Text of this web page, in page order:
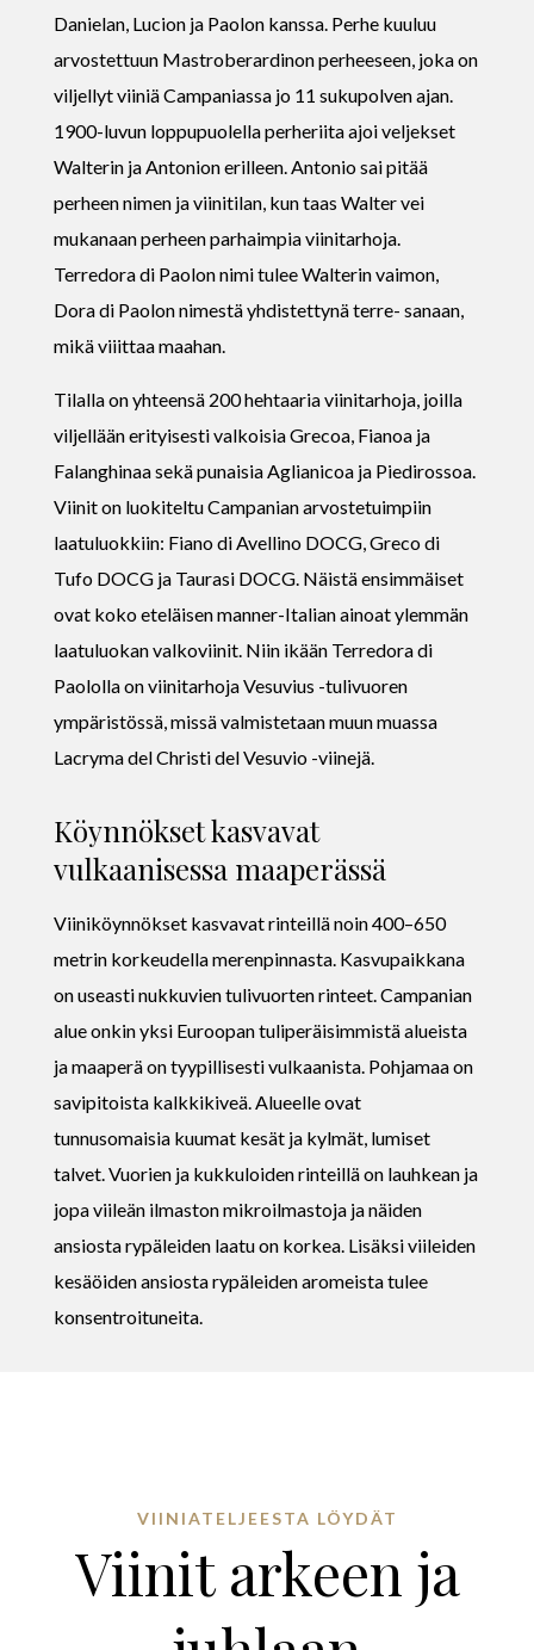
Danielan, Lucion ja Paolon kanssa. Perhe kuuluu
arvostettuun Mastroberardinon perheeseen, joka on
viljellyt viiniä Campaniassa jo 11 sukupolven ajan.
1900-luvun loppupuolella perheriita ajoi veljekset
Walterin ja Antonion erilleen. Antonio sai pitää
perheen nimen ja viinitilan, kun taas Walter vei
mukanaan perheen parhaimpia viinitarhoja.
Terredora di Paolon nimi tulee Walterin vaimon,
Dora di Paolon nimestä yhdistettynä terre- sanaan,
mikä viiittaa maahan.
Tilalla on yhteensä 200 hehtaaria viinitarhoja, joilla
viljellään erityisesti valkoisia Grecoa, Fianoa ja
Falanghinaa sekä punaisia Aglianicoa ja Piedirossoa.
Viinit on luokiteltu Campanian arvostetuimpiin
laatuluokkiin: Fiano di Avellino DOCG, Greco di
Tufo DOCG ja Taurasi DOCG. Näistä ensimmäiset
ovat koko eteläisen manner-Italian ainoat ylemmän
laatuluokan valkoviinit. Niin ikään Terredora di
Paololla on viinitarhoja Vesuvius -tulivuoren
ympäristössä, missä valmistetaan muun muassa
Lacryma del Christi del Vesuvio -viinejä.
Köynnökset kasvavat
vulkaanisessa maaperässä
Viiniköynnökset kasvavat rinteillä noin 400–650
metrin korkeudella merenpinnasta. Kasvupaikkana
on useasti nukkuvien tulivuorten rinteet. Campanian
alue onkin yksi Euroopan tuliperäisimmistä alueista
ja maaperä on tyypillisesti vulkaanista. Pohjamaa on
savipitoista kalkkikiveä. Alueelle ovat
tunnusomaisia kuumat kesät ja kylmät, lumiset
talvet. Vuorien ja kukkuloiden rinteillä on lauhkean ja
jopa viileän ilmaston mikroilmastoja ja näiden
ansiosta rypäleiden laatu on korkea. Lisäksi viileiden
kesäöiden ansiosta rypäleiden aromeista tulee
konsentroituneita.
VIINIATELJEESTA LÖYDÄT
Viinit arkeen ja